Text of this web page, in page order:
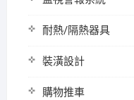
耐熱/隔熱器具
裝潢設計
購物推車